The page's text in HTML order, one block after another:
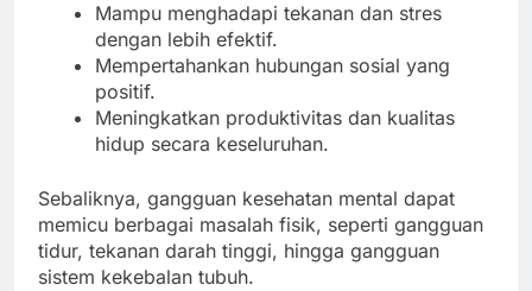
Mampu menghadapi tekanan dan stres
dengan lebih efektif.
Mempertahankan hubungan sosial yang
positif.
Meningkatkan produktivitas dan kualitas
hidup secara keseluruhan.
Sebaliknya, gangguan kesehatan mental dapat
memicu berbagai masalah fisik, seperti gangguan
tidur, tekanan darah tinggi, hingga gangguan
sistem kekebalan tubuh.